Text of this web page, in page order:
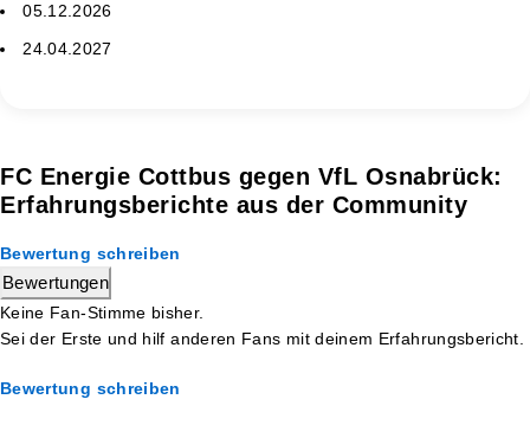
05.12.2026
24.04.2027
FC Energie Cottbus gegen VfL Osnabrück:
Erfahrungsberichte aus der Community
Bewertung schreiben
Bewertungen
Keine Fan-Stimme bisher.
Sei der Erste und hilf anderen Fans mit deinem Erfahrungsbericht.
Bewertung schreiben